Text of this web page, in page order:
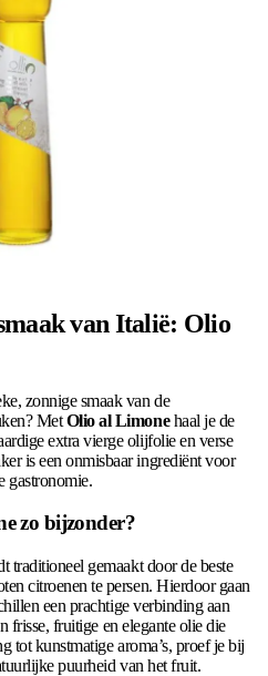
van Italië: Olio
zonnige smaak van de
MetOlio al Limonehaal je de
extra vierge olijfolie en verse
is een onmisbaar ingrediënt voor
gastronomie.
zo bijzonder?
gemaakt door de beste
citroenen te persen. Hierdoor gaan
een prachtige verbinding aan
frisse, fruitige en elegante olie die
tot kunstmatige aroma’s, proef je bij
puurheid van het fruit.